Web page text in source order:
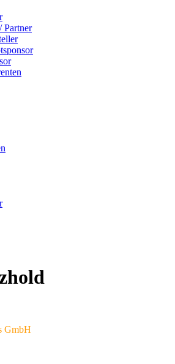
Partner
GmbH